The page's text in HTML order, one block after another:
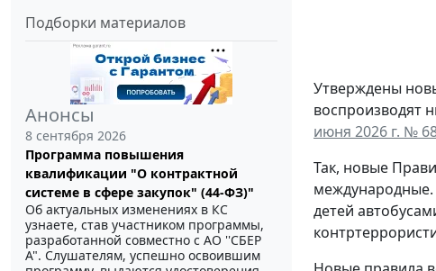
Подборки материалов
Анонсы
8 сентября 2026
Программа повышения
квалификации "О контрактной
системе в сфере закупок" (44-ФЗ)"
Об актуальных изменениях в КС
узнаете, став участником программы,
разработанной совместно с АО ''СБЕР
А". Слушателям, успешно освоившим
Утверждены
воспроизводят
июня 2026 г. №
Так, новые
международные.
детей